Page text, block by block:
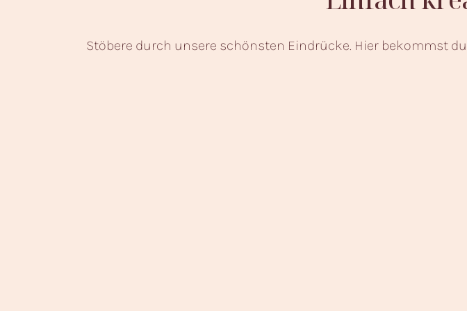
Stöbere durch unsere schönsten Eindrücke. Hier bekommst